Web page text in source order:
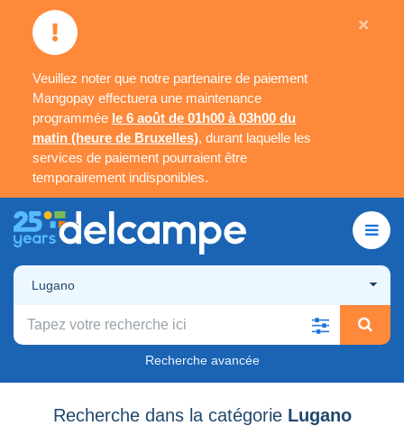
Veuillez noter que notre partenaire de paiement
Mangopay effectuera une maintenance
programmée le 6 août de 01h00 à 03h00 du
matin (heure de Bruxelles), durant laquelle les
services de paiement pourraient être
temporairement indisponibles.
×
Lugano
Recherche avancée
Recherche dans la catégorie Lugano